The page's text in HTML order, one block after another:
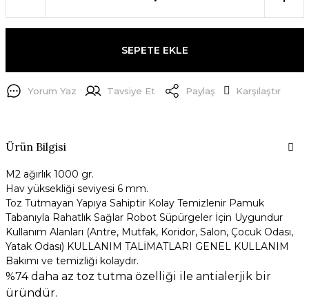
SEPETE EKLE
Yorum Yaz Tavsiye Et Paylaş Karşılaştır
Ürün Bilgisi
M2 ağırlık 1000 gr.
Hav yüksekliği seviyesi 6 mm.
Toz Tutmayan Yapıya Sahiptir Kolay Temizlenir Pamuk
Tabanıyla Rahatlık Sağlar Robot Süpürgeler İçin Uygundur
Kullanım Alanları (Antre, Mutfak, Koridor, Salon, Çocuk Odası,
Yatak Odası) KULLANIM TALİMATLARI GENEL KULLANIM
Bakımı ve temizliği kolaydır.
%74 daha az toz tutma özelliği ile antialerjik bir
üründür.